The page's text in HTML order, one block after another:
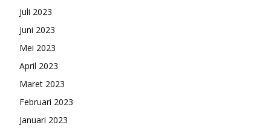
Juli 2023
Juni 2023
Mei 2023
April 2023
Maret 2023
Februari 2023
Januari 2023